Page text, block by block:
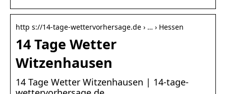
http s://14-tage-wettervorhersage.de › … › Hessen
14 Tage Wetter
Witzenhausen
14 Tage Wetter Witzenhausen | 14-tage-